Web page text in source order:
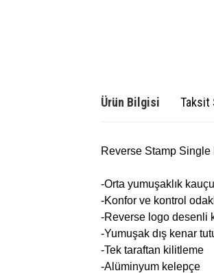
Ürün Bilgisi Taksit
Reverse Stamp
-Orta yumuşaklık
-Konfor ve kontrol
-Reverse logo desenli
-Yumuşak dış kenar
-Tek taraftan kilitleme
-Alüminyum kelepçe